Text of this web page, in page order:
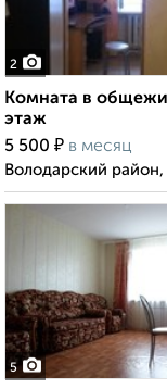
2
Комната в
этаж
5 500 ₽ в месяц
Володарский
5